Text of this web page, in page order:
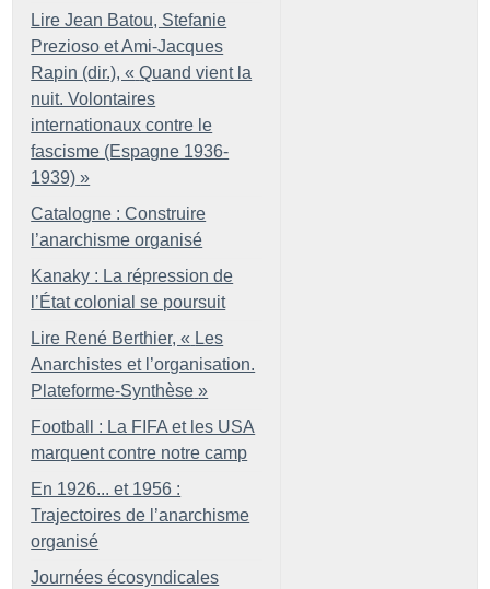
Lire Jean Batou, Stefanie
Prezioso et Ami-Jacques
Rapin (dir.), « Quand vient la
nuit. Volontaires
internationaux contre le
fascisme (Espagne 1936-
1939) »
Catalogne : Construire
l’anarchisme organisé
Kanaky : La répression de
l’État colonial se poursuit
Lire René Berthier, « Les
Anarchistes et l’organisation.
Plateforme-Synthèse »
Football : La FIFA et les USA
marquent contre notre camp
En 1926... et 1956 :
Trajectoires de l’anarchisme
organisé
Journées écosyndicales